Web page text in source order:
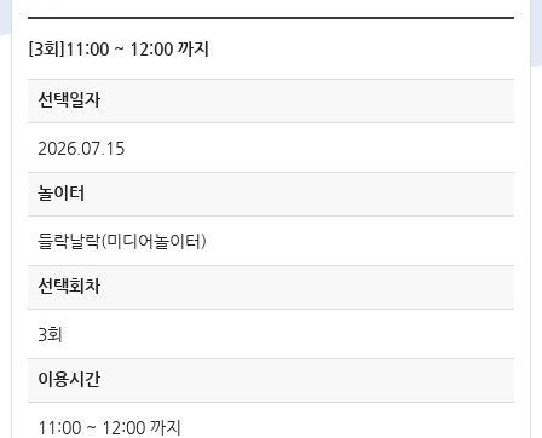
[3회]11:00 ~ 12:00 까지
선택일자
2026.07.15
놀이터
들락날락(미디어놀이터)
선택회차
3회
이용시간
11:00 ~ 12:00 까지